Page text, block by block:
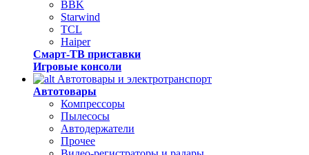
BBK
Starwind
TCL
Haiper
Смарт-ТВ приставки
Игровые консоли
Автотовары и электротранспорт
Автотовары
Компрессоры
Пылесосы
Автодержатели
Прочее